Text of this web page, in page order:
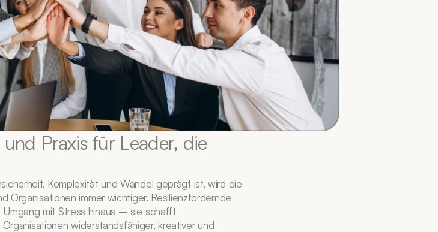
Praxis für Leader, die
Komplexität und Wandel geprägt ist, wird die
Organisationen immer wichtiger. Resilienzfördernde
mit Stress hinaus – sie schafft
widerstandsfähiger, kreativer und